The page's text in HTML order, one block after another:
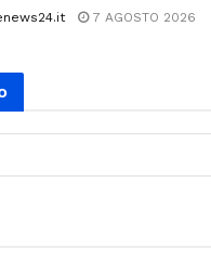
7 AGOSTO 2026